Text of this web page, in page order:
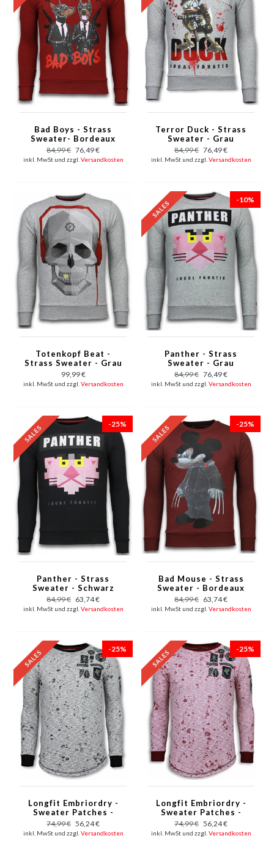
Bad Boys - Strass
Sweater- Bordeaux
84,99 € 76,49 €
inkl. MwSt und zzgl. Versandkosten
Terror Duck - Strass
Sweater - Grau
84,99 € 76,49 €
inkl. MwSt und zzgl. Versandkosten
Totenkopf Beat -
Strass Sweater - Grau
99,99 €
inkl. MwSt und zzgl. Versandkosten
-10%
Panther - Strass
Sweater - Grau
84,99 € 76,49 €
inkl. MwSt und zzgl. Versandkosten
-25%
Panther - Strass
Sweater - Schwarz
84,99 € 63,74 €
inkl. MwSt und zzgl. Versandkosten
-25%
Bad Mouse - Strass
Sweater - Bordeaux
84,99 € 63,74 €
inkl. MwSt und zzgl. Versandkosten
-25%
Longfit Embriordry -
Sweater Patches -
Guerrilla - Grau
74,99 € 56,24 €
inkl. MwSt und zzgl. Versandkosten
-25%
Longfit Embriordry -
Sweater Patches -
Guerrilla - Rot
74,99 € 56,24 €
inkl. MwSt und zzgl. Versandkosten